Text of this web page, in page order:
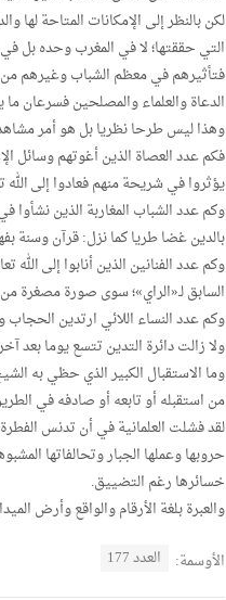
لكن بالنظر إلى الإمكانات المتاحة
التي حققتها؛ لا في المغرب وحده بل
فتأثيرهم في معظم الشباب وغيرهم من
الدعاة والعلماء والمصلحين فسرعان
وهذا ليس طرحا نظريا بل هو أمر
فكم عدد العصاة الذين أغوتهم وسائل
يؤثروا في شريحة منهم فعادوا إلى الله
وكم عدد الشباب المغاربة الذين
بالدين غضا طريا كما نزل: قرآن وسنة
وكم عدد الفنانين الذين أنابوا إلى الله
السابق لـ«الراي»؛ سوى صورة مصغرة
وكم عدد النساء اللائي ارتدين
ولا زالت دائرة التدين تتسع يوما بعد
وما الاستقبال الكبير الذي حظي به
من استقبله أو تابعه أو صادفه في
لقد فشلت العلمانية في أن تدنس
حروبها وعملها الجبار وتحالفاتها
خسائرها رغم التضييق.
والعبرة بلغة الأرقام والواقع وأرض
الأوسمة: العدد 177